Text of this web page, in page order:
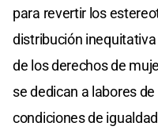
para revertir los
distribución
de los derechos de
se dedican a labores
condiciones de